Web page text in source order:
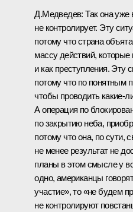
Д.Медведев: Так она уже
не контролирует. Эту
потому что страна
массу действий,
и как преступления. Эту
потому что по понятным
чтобы проводить
А операция по
по закрытию неба,
потому что она, по сути,
не менее результат не
планы в этом смысле у
одно, американцы
участие», то «не будем
не контролируют